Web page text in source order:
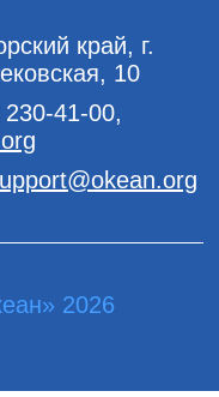
край, г.
10
41-00,
2026